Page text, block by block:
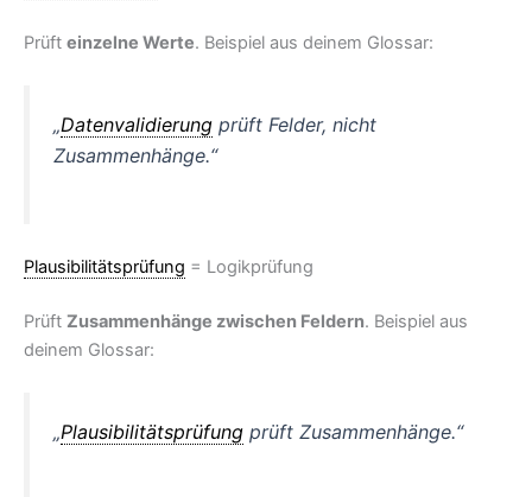
Prüft einzelne Werte. Beispiel aus deinem Glossar:
„Datenvalidierung prüft Felder, nicht
Zusammenhänge.“
Plausibilitätsprüfung = Logikprüfung
Prüft Zusammenhänge zwischen Feldern. Beispiel aus
deinem Glossar:
„Plausibilitätsprüfung prüft Zusammenhänge.“